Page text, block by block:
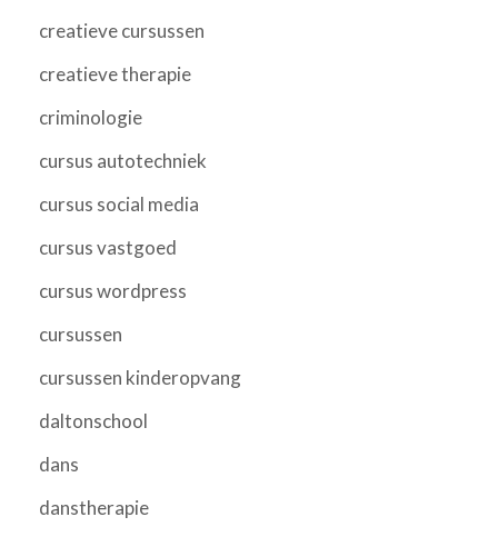
creatieve cursussen
creatieve therapie
criminologie
cursus autotechniek
cursus social media
cursus vastgoed
cursus wordpress
cursussen
cursussen kinderopvang
daltonschool
dans
danstherapie